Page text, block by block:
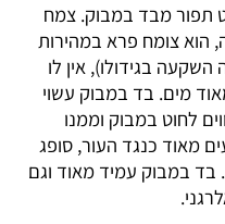
תפור מבד במבוק. צמח
הוא צומח פרא במהירות
בגידולו), אין לו
מים. בד במבוק עשוי
לחוט במבוק וממנו
מאוד כנגד העור, סופג
בד במבוק עמיד מאוד וגם